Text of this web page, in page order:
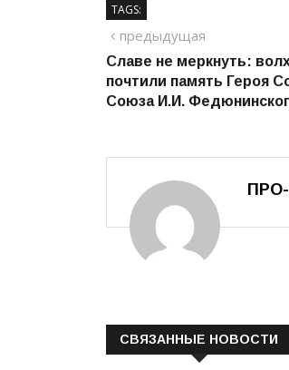
TAGS:
Навигация
по
записям
предыдущая
Славе не меркнуть:
почтили память Героя
Союза И.И.
СВЯЗАННЫЕ НОВОСТИ